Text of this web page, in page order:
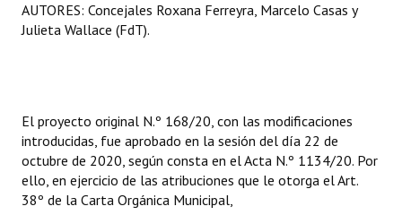
AUTORES: Concejales Roxana Ferreyra, Marcelo Casas y
Julieta Wallace (FdT).
El proyecto original N.º 168/20, con las modificaciones
introducidas, fue aprobado en la sesión del día 22 de
octubre de 2020, según consta en el Acta N.º 1134/20. Por
ello, en ejercicio de las atribuciones que le otorga el Art.
38º de la Carta Orgánica Municipal,